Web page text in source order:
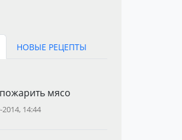
НОВЫЕ РЕЦЕПТЫ
мясо
2014, 14:44